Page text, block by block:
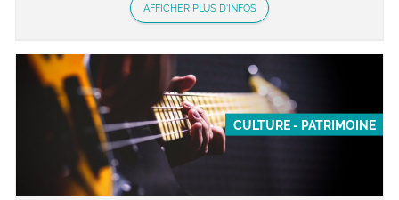
AFFICHER PLUS D'INFOS
CULTURE - PATRIMOINE